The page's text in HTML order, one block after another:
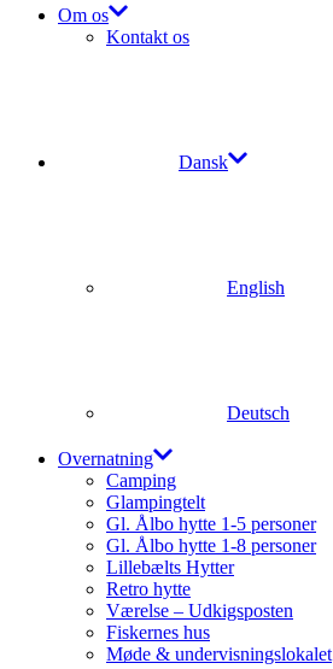
Om os
Kontakt os
Dansk
English
Deutsch
Overnatning
Camping
Glampingtelt
Gl. Ålbo hytte 1-5 personer
Gl. Ålbo hytte 1-8 personer
Lillebælts Hytter
Retro hytte
Værelse – Udkigsposten
Fiskernes hus
Møde & undervisningslokalet